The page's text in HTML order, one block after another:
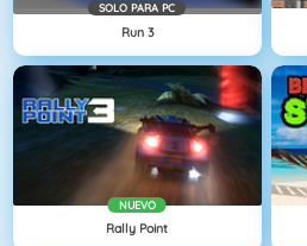
SOLO PARA PC
Run 3
NUEVO
Rally Point